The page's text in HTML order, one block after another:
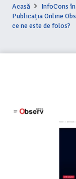
Acasă
InfoCons
Publicația Online
ce ne este de folos?